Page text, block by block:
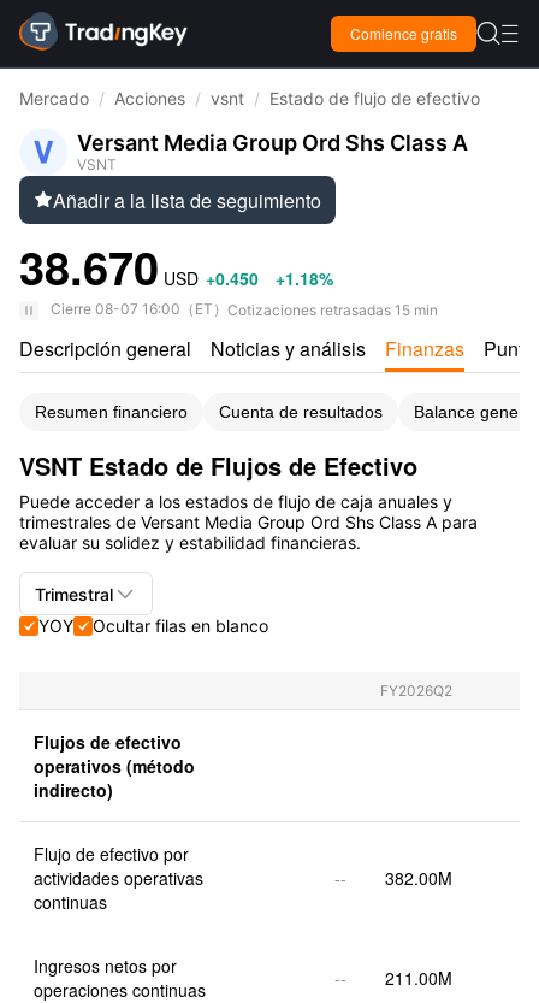
Comience gratis  
Mercado / Acciones / vsnt / Estado de flujo de efectivo
Versant Media Group Ord Shs Class A
VSNT
Añadir a la lista de seguimiento
38.670 USD +0.450 +1.18%
Cierre 08-07 16:00 （ ET ） Cotizaciones retrasadas 15 min
Descripción general Noticias y análisis Finanzas
Resumen financiero Cuenta de resultados Balance general
VSNT Estado de Flujos de Efectivo
Puede acceder a los estados de flujo de caja anuales y
trimestrales de Versant Media Group Ord Shs Class A para
evaluar su solidez y estabilidad financieras.
Trimestral 
YOYOcultar filas en blanco
FY2026Q2
Flujos de efectivo
operativos (método
indirecto)
Flujo de efectivo por
actividades operativas
continuas
-- 382.00M
Ingresos netos por
operaciones continuas
-- 211.00M